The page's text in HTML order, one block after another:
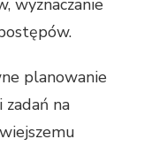
wyznaczanie
planowanie
na